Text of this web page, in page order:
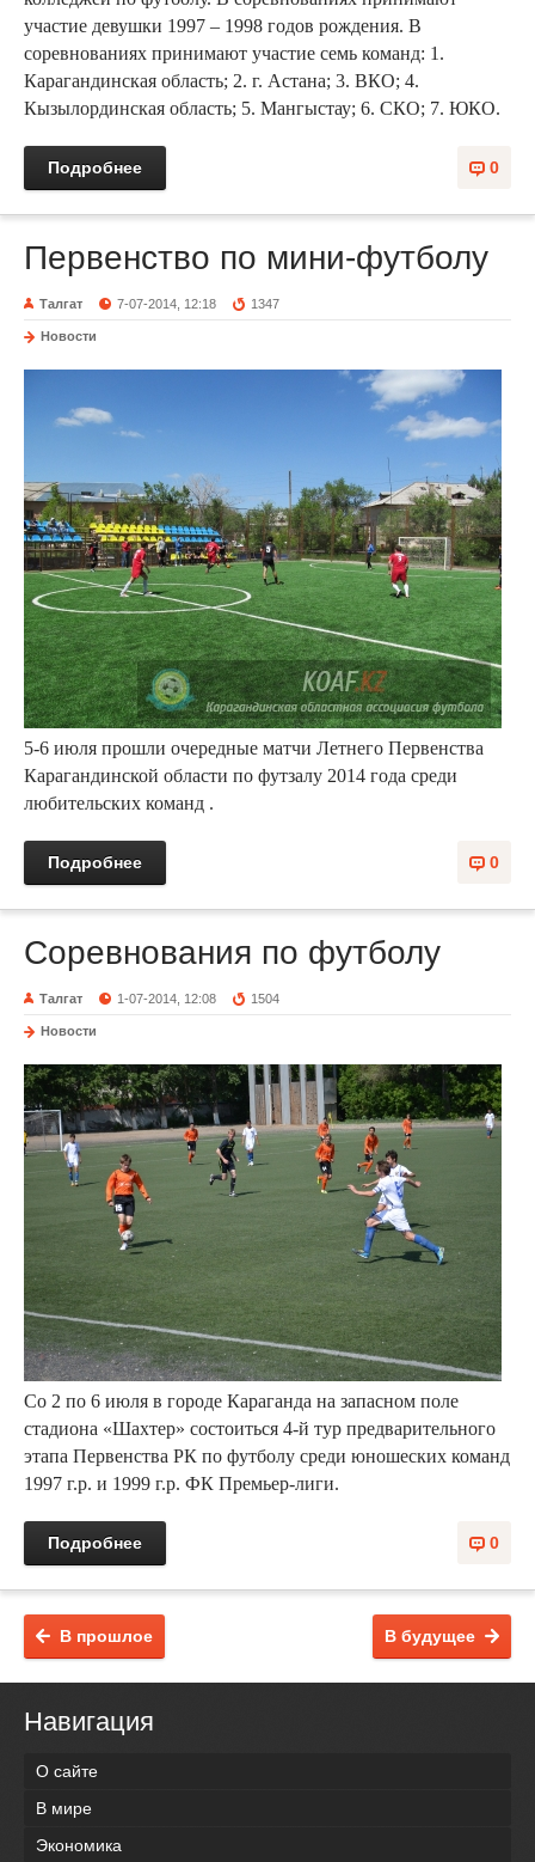
участие девушки 1997 – 1998 годов рождения. В
соревнованиях принимают участие семь команд: 1.
Карагандинская область; 2. г. Астана; 3. ВКО; 4.
Кызылординская область; 5. Мангыстау; 6. СКО; 7. ЮКО.
0
Подробнее
Первенство по мини-футболу
Талгат 7-07-2014, 12:18 1347
Новости
5-6 июля прошли очередные матчи Летнего Первенства
Карагандинской области по футзалу 2014 года среди
любительских команд .
0
Подробнее
Соревнования по футболу
Талгат 1-07-2014, 12:08 1504
Новости
Со 2 по 6 июля в городе Караганда на запасном поле
стадиона «Шахтер» состоиться 4-й тур предварительного
этапа Первенства РК по футболу среди юношеских команд
1997 г.р. и 1999 г.р. ФК Премьер-лиги.
0
Подробнее
В будущее
В прошлое
Навигация
О сайте
В мире
Экономика